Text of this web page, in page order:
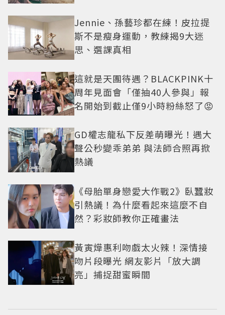
Jennie、孫藝珍都在練！皮拉提
斯不是瘦身運動，教練揭9大迷
思、選課真相
這就是天團待遇？BLACKPINK十
周年見面會「僅抽40人參與」報
名開始到截止僅9小時粉絲怒了😡
GD權志龍私下反差萌曝光！遇大
聲公秒變乖弟弟 與法師合照再掀
熱議
《母胎單身戀愛大作戰2》臥蠶妝
引熱議！為什麼看起來這麼不自
然？彩妝師教你正確畫法
黃寅燁惠利吻戲太火辣！深情接
吻片段曝光 網友影片「放大調
亮」捕捉甜蜜瞬間